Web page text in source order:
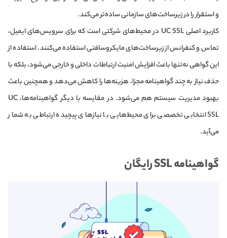
و استقرار را در زیرساخت‌های سازمانی ساده‌تر می‌کند.
کاربرد اصلی UC SSL در محیط‌های شرکتی است که برای سرویس‌های ایمیل،
تماس و کنفرانس از زیرساخت‌های مایکروسافتی استفاده می‌کنند. استفاده از
این گواهی نه‌تنها باعث افزایش امنیت ارتباطات داخلی و خارجی می‌شود، بلکه با
حذف نیاز به چند گواهینامه مجزا، هزینه‌ها را کاهش می‌دهد و همچنین باعث
بهبود مدیریت سیستم هم می‌شود. در مقایسه با دیگر گواهینامه‌ها، UC
SSL انتخابی تخصصی برای محیط‌هایی با نیازهای پیچیده ارتباطی به شمار
می‌آید.
گواهینامه SSL رایگان